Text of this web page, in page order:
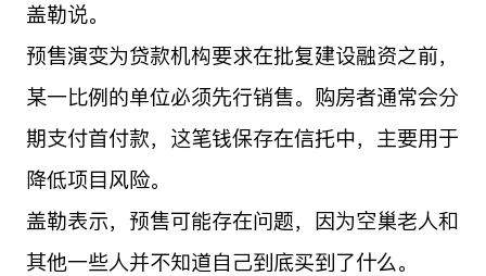
盖勒说。
预售演变为贷款机构要求在批复建设融资之前，
某一比例的单位必须先行销售。购房者通常会分
期支付首付款，这笔钱保存在信托中，主要用于
降低项目风险。
盖勒表示，预售可能存在问题，因为空巢老人和
其他一些人并不知道自己到底买到了什么。